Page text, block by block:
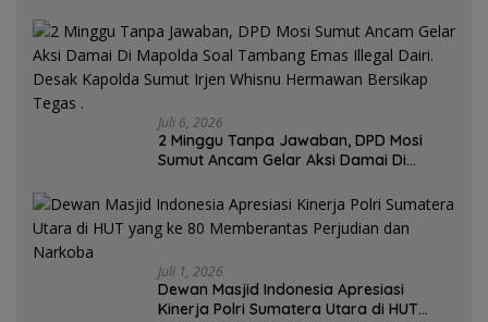
Juli 6, 2026
2 Minggu Tanpa Jawaban, DPD Mosi
Sumut Ancam Gelar Aksi Damai Di
Dairi. Desak Kapolda Sumut Irjen
Whisnu Hermawan Bersikap Tegas .
Juli 1, 2026
Dewan Masjid Indonesia Apresiasi
Kinerja Polri Sumatera Utara di HUT